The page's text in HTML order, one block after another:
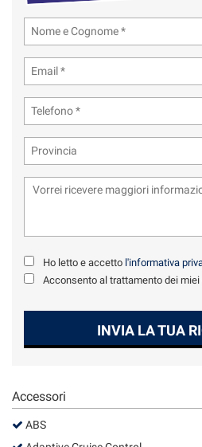
Ho letto e accetto l'informativa
Acconsento al trattamento dei
INVIA LA TUA
Accessori
ABS
scelte
qualsiasi
momento.
Cookie necessari
Cookie per il
Leggi
la